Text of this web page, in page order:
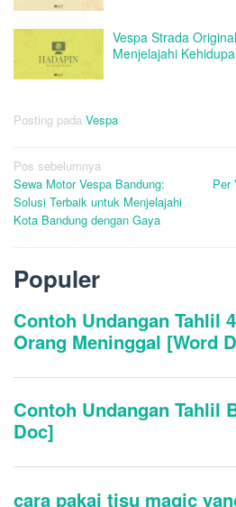
Vespa Strada
Menjelajahi
Posting pada Vespa
Navigasi
pos
Pos sebelumnya
Sewa Motor Vespa Bandung:
Solusi Terbaik untuk Menjelajahi
Kota Bandung dengan Gaya
Per
Populer